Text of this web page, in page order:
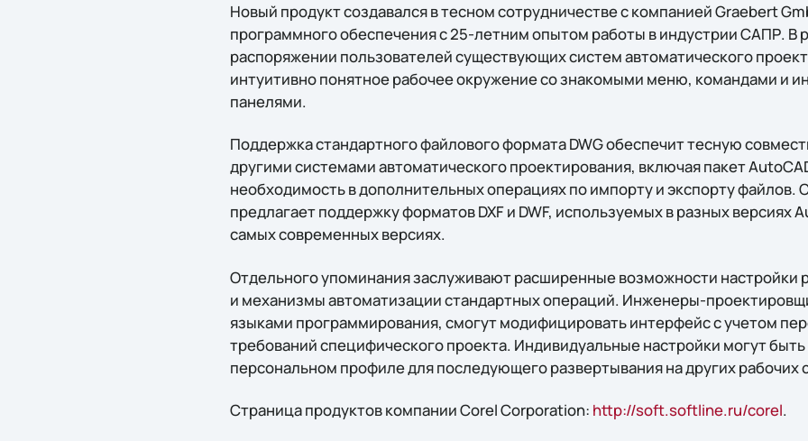
Новый продукт создавался в тесном сотрудничестве с компанией Graebert
программного обеспечения с 25-летним опытом работы в индустрии САПР. В
распоряжении пользователей существующих систем автоматического
интуитивно понятное рабочее окружение со знакомыми меню, командами и
панелями.
Поддержка стандартного файлового формата DWG обеспечит тесную
другими системами автоматического проектирования, включая пакет
необходимость в дополнительных операциях по импорту и экспорту файлов.
предлагает поддержку форматов DXF и DWF, используемых в разных версиях
самых современных версиях.
Отдельного упоминания заслуживают расширенные возможности настройки
и механизмы автоматизации стандартных операций. Инженеры-
языками программирования, смогут модифицировать интерфейс с учетом
требований специфического проекта. Индивидуальные настройки могут
персональном профиле для последующего развертывания на других рабочих
Страница продуктов компании Corel Corporation: http://soft.softline.ru/corel.